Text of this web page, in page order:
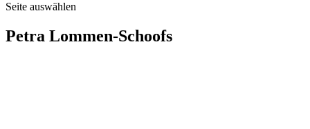
Seite auswählen
Petra Lommen-Schoofs